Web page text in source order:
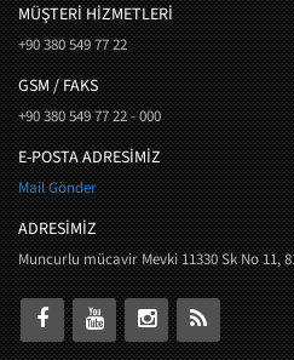
MÜŞTERI HIZMETLERI
+90 380 549 77 22
GSM / FAKS
+90 380 549 77 22 - 000
E-POSTA ADRESİMİZ
Mail Gönder
ADRESİMİZ
Muncurlu mücavir Mevki 11330 Sk No 11,